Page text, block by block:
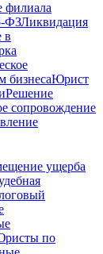
филиала
ФЗЛиквидация
в
бизнесаЮрист
Решение
сопровождение
ущерба
по